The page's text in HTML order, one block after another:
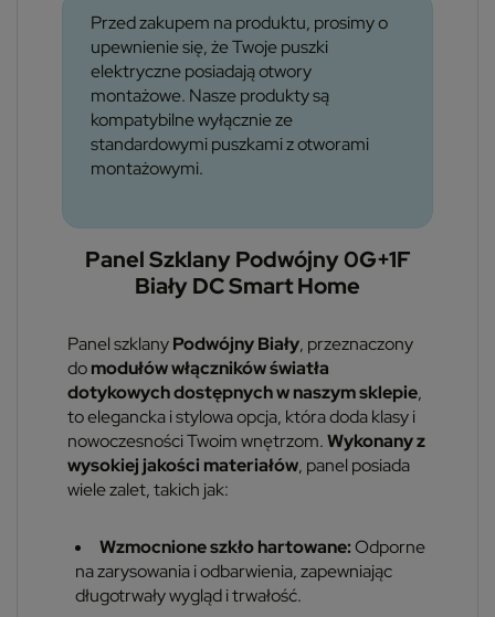
Przed zakupem na produktu, prosimy o
upewnienie się, że Twoje puszki
elektryczne posiadają otwory
montażowe. Nasze produkty są
kompatybilne wyłącznie ze
standardowymi puszkami z otworami
montażowymi.
Panel Szklany Podwójny 0G+1F
Biały DC Smart Home
Panel szklanyPodwójny Biały, przeznaczony
domodułów włączników światła
dotykowych dostępnych w naszym sklepie,
to elegancka i stylowa opcja, która doda klasy i
nowoczesności Twoim wnętrzom.Wykonany z
wysokiej jakości materiałów, panel posiada
wiele zalet, takich jak:
Wzmocnione szkło hartowane:Odporne
na zarysowania i odbarwienia, zapewniając
długotrwały wygląd i trwałość.